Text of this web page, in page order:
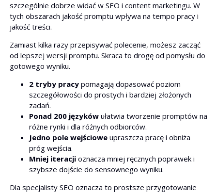
szczególnie dobrze widać w SEO i content marketingu. W
tych obszarach jakość promptu wpływa na tempo pracy i
jakość treści.
Zamiast kilka razy przepisywać polecenie, możesz zacząć
od lepszej wersji promptu. Skraca to drogę od pomysłu do
gotowego wyniku.
2 tryby pracy pomagają dopasować poziom
szczegółowości do prostych i bardziej złożonych
zadań.
Ponad 200 języków ułatwia tworzenie promptów na
różne rynki i dla różnych odbiorców.
Jedno pole wejściowe upraszcza pracę i obniża
próg wejścia.
Mniej iteracji oznacza mniej ręcznych poprawek i
szybsze dojście do sensownego wyniku.
Dla specjalisty SEO oznacza to prostsze przygotowanie